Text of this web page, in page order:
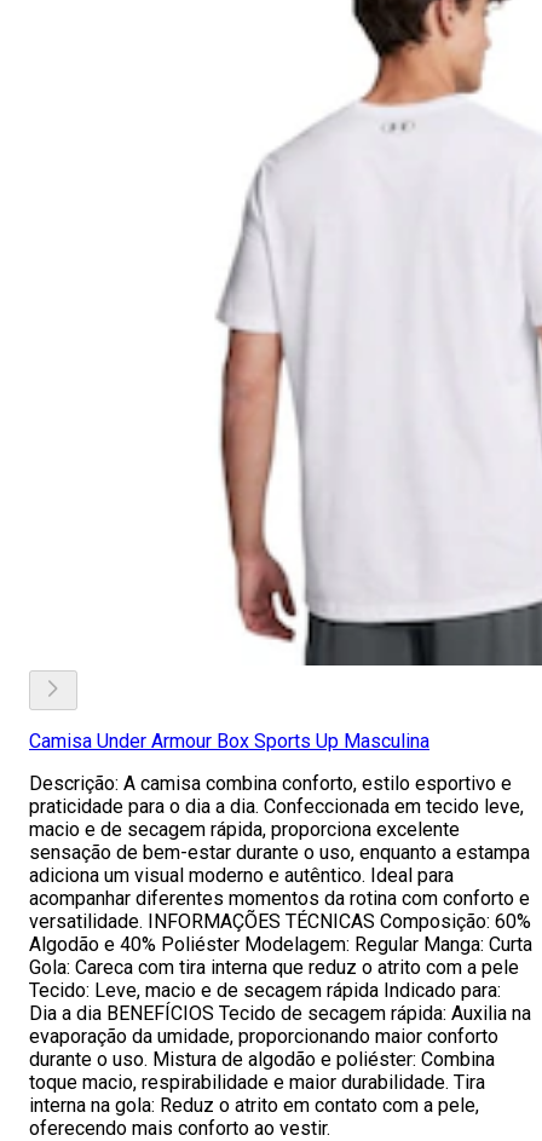
Camisa Under Armour Box Sports Up Masculina
Descrição: A camisa combina conforto, estilo esportivo e
praticidade para o dia a dia. Confeccionada em tecido leve,
macio e de secagem rápida, proporciona excelente
sensação de bem-estar durante o uso, enquanto a estampa
adiciona um visual moderno e autêntico. Ideal para
acompanhar diferentes momentos da rotina com conforto e
versatilidade. INFORMAÇÕES TÉCNICAS Composição: 60%
Algodão e 40% Poliéster Modelagem: Regular Manga: Curta
Gola: Careca com tira interna que reduz o atrito com a pele
Tecido: Leve, macio e de secagem rápida Indicado para:
Dia a dia BENEFÍCIOS Tecido de secagem rápida: Auxilia na
evaporação da umidade, proporcionando maior conforto
durante o uso. Mistura de algodão e poliéster: Combina
toque macio, respirabilidade e maior durabilidade. Tira
interna na gola: Reduz o atrito em contato com a pele,
oferecendo mais conforto ao vestir.